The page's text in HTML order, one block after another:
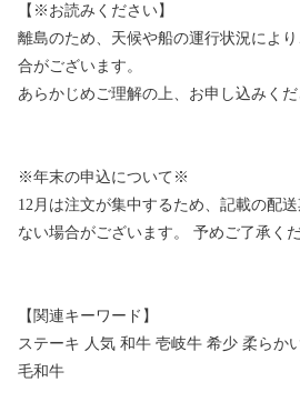
【※お読みください】
離島のため、天候や船の運行状況によ
合がございます。
あらかじめご理解の上、お申し込みくだ
※年末の申込について※
12月は注文が集中するため、記載の配
ない場合がございます。 予めご了承くだ
【関連キーワード】
ステーキ 人気 和牛 壱岐牛 希少 柔らか
毛和牛